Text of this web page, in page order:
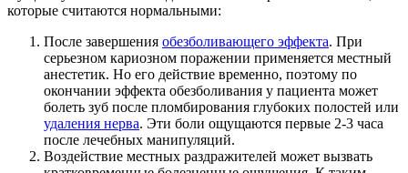
которые считаются нормальными:
После завершения обезболивающего эффекта. При
серьезном кариозном поражении применяется местный
анестетик. Но его действие временно, поэтому по
окончании эффекта обезболивания у пациента может
болеть зуб после пломбирования глубоких полостей или
удаления нерва. Эти боли ощущаются первые 2-3 часа
после лечебных манипуляций.
Воздействие местных раздражителей может вызвать